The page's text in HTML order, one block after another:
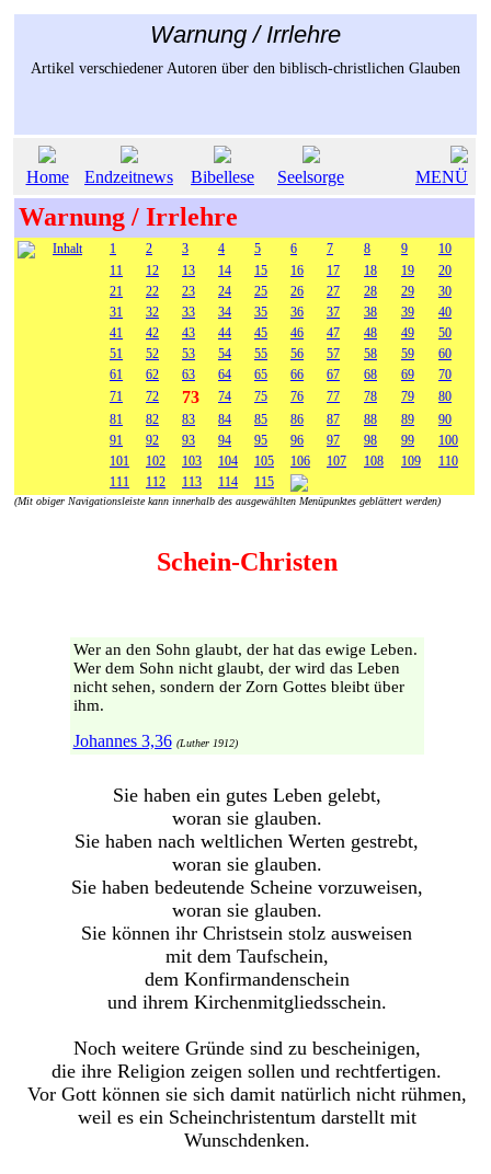
Warnung / Irrlehre
Artikel verschiedener Autoren über den biblisch-christlichen Glauben
Home Endzeitnews Bibellese Seelsorge MENÜ
Warnung / Irrlehre
Inhalt 1 2 3 4 5 6 7 8 9
10
11
12 13 14 15 16 17 18 19
20
21
22 23 24 25 26 27 28 29
30
31
32 33 34 35 36 37 38 39
40
41
42 43 44 45 46 47 48 49
50
51
52 53 54 55 56 57 58 59
60
61
62 63 64 65 66 67 68 69
70
71
72 73 74 75 76 77 78 79
80
81
82 83 84 85 86 87 88 89
90
91
92 93 94 95 96 97 98 99
100
101
102 103 104 105 106 107 108 109
110
111
112 113 114 115
(Mit obiger Navigationsleiste kann innerhalb des ausgewählten Menüpunktes geblättert werden)
Schein-Christen
Wer an den Sohn glaubt, der hat das ewige Leben.
Wer dem Sohn nicht glaubt, der wird das Leben
nicht sehen, sondern der Zorn Gottes bleibt über
ihm.
Johannes 3,36 (Luther 1912)
Sie haben ein gutes Leben gelebt,
woran sie glauben.
Sie haben nach weltlichen Werten gestrebt,
woran sie glauben.
Sie haben bedeutende Scheine vorzuweisen,
woran sie glauben.
Sie können ihr Christsein stolz ausweisen
mit dem Taufschein,
dem Konfirmandenschein
und ihrem Kirchenmitgliedsschein.
Noch weitere Gründe sind zu bescheinigen,
die ihre Religion zeigen sollen und rechtfertigen.
Vor Gott können sie sich damit natürlich nicht rühmen,
weil es ein Scheinchristentum darstellt mit
Wunschdenken.